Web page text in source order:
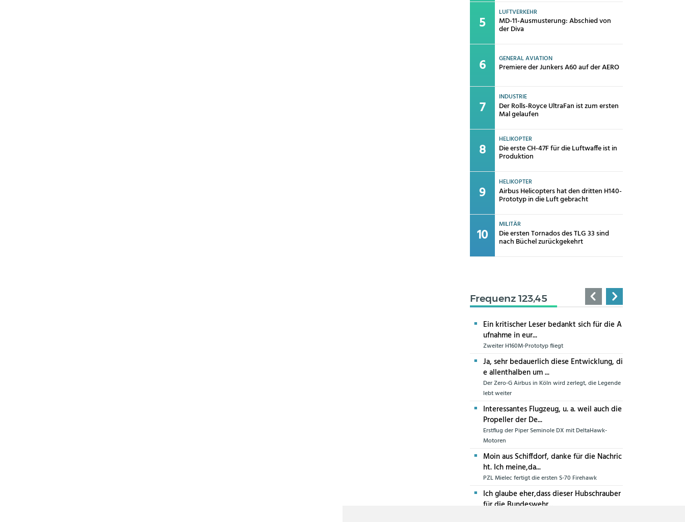
LUFTVERKEHR
MD-11-Ausmusterung: Abschied von
der Diva
GENERAL AVIATION
Premiere der Junkers A60 auf der AERO
INDUSTRIE
Der Rolls-Royce UltraFan ist zum ersten
Mal gelaufen
HELIKOPTER
Die erste CH-47F für die Luftwaffe ist in
Produktion
HELIKOPTER
Airbus Helicopters hat den dritten H140-
Prototyp in die Luft gebracht
MILITÄR
Die ersten Tornados des TLG 33 sind
nach Büchel zurückgekehrt
Frequenz 123,45
Ein kritischer Leser bedankt sich für die A
ufnahme in eur...
Zweiter H160M-Prototyp fliegt
Ja, sehr bedauerlich diese Entwicklung, di
e allenthalben um ...
Der Zero-G Airbus in Köln wird zerlegt, die Legende
lebt weiter
Interessantes Flugzeug, u. a. weil auch die
Propeller der De...
Erstflug der Piper Seminole DX mit DeltaHawk-
Motoren
Moin aus Schiffdorf, danke für die Nachric
ht. Ich meine,da...
PZL Mielec fertigt die ersten S-70 Firehawk
Ich glaube eher,dass dieser Hubschrauber
für die Bundeswehr...